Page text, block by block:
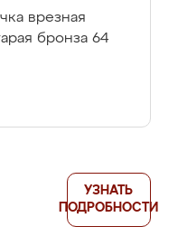
врезная
бронза 64
УЗНАТЬ
ПОДРОБНОСТИ